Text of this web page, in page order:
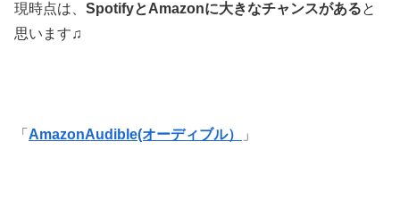
現時点は、 SpotifyとAmazonに大きなチャンスがあると
思います♫
「 AmazonAudible(オーディブル） 」